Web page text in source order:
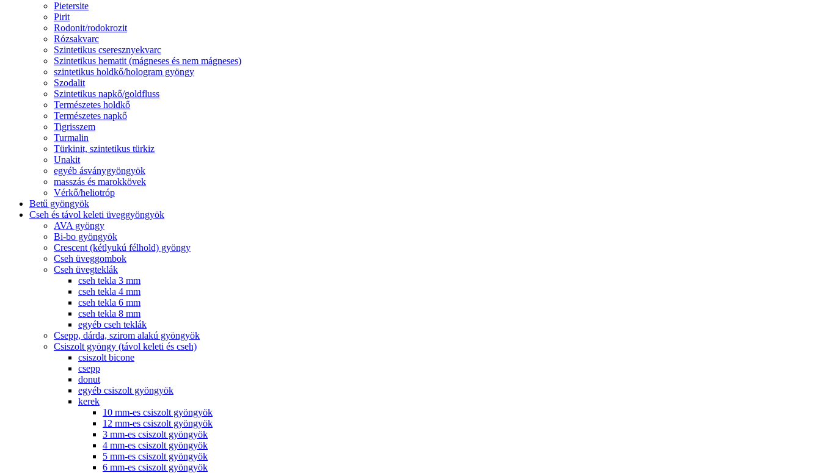
Pietersite
Pirit
Rodonit/rodokrozit
Rózsakvarc
Szintetikus cseresznyekvarc
Szintetikus hematit (mágneses és nem mágneses)
szintetikus holdkő/hologram gyöngy
Szodalit
Szintetikus napkő/goldfluss
Természetes holdkő
Természetes napkő
Tigrisszem
Turmalin
Türkinit, szintetikus türkiz
Unakit
egyéb ásványgyöngyök
masszás és marokkövek
Vérkő/heliotróp
Betű gyöngyök
Cseh és távol keleti üveggyöngyök
AVA gyöngy
Bi-bo gyöngyök
Crescent (kétlyukú félhold) gyöngy
Cseh üveggombok
Cseh üvegteklák
cseh tekla 3 mm
cseh tekla 4 mm
cseh tekla 6 mm
cseh tekla 8 mm
egyéb cseh teklák
Csepp, dárda, szirom alakú gyöngyök
Csiszolt gyöngy (távol keleti és cseh)
csiszolt bicone
csepp
donut
egyéb csiszolt gyöngyök
kerek
10 mm-es csiszolt gyöngyök
12 mm-es csiszolt gyöngyök
3 mm-es csiszolt gyöngyök
4 mm-es csiszolt gyöngyök
5 mm-es csiszolt gyöngyök
6 mm-es csiszolt gyöngyök